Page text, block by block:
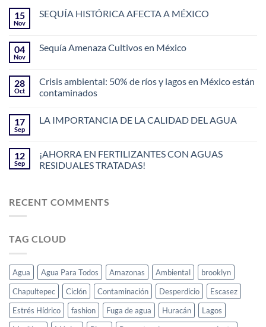
15
Nov
SEQUÍA HISTÓRICA AFECTA A MÉXICO
04
Nov
Sequía Amenaza Cultivos en México
28
Oct
Crisis ambiental: 50% de ríos y lagos en México están
contaminados
17
Sep
LA IMPORTANCIA DE LA CALIDAD DEL AGUA
12
Sep
¡AHORRA EN FERTILIZANTES CON AGUAS
RESIDUALES TRATADAS!
RECENT COMMENTS
TAG CLOUD
Agua Agua Para Todos Amazonas Ambiental
brooklyn
Chapultepec
Ciclón Contaminación Desperdicio
Escasez
Estrés Hídrico
fashion Fuga de agua Huracán
Lagos